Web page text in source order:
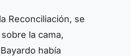
Reconciliación, se
la cama,
había